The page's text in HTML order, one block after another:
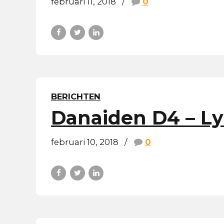
BERICHTEN
Danaiden D4 –
februari 10, 2018 0